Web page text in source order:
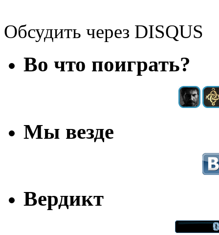
Обсудить через DISQUS
Во что поиграть?
Мы везде
Вердикт